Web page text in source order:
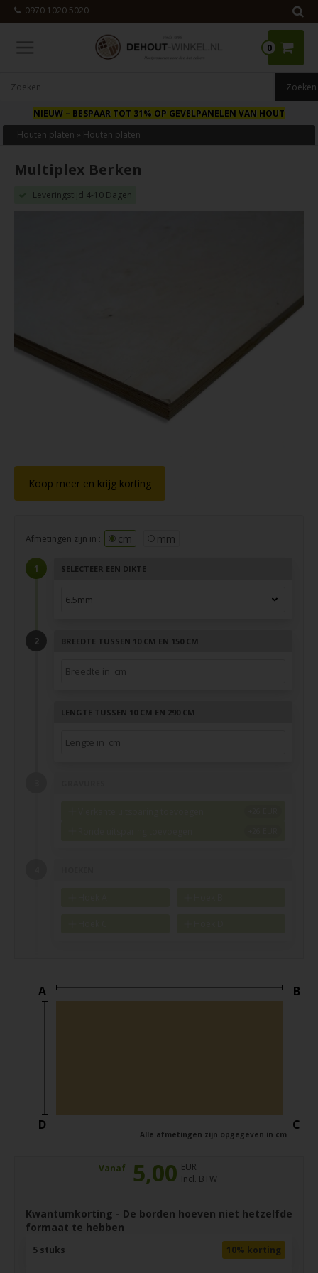
0970 1020 5020
0
NIEUW – BESPAAR TOT 31% OP GEVELPANELEN VAN HOUT
Houten platen » Houten platen
Multiplex Berken
Leveringstijd 4-10 Dagen
Koop meer en krijg korting
Afmetingen zijn in : cm mm
SELECTEER EEN DIKTE
BREEDTE TUSSEN 10 CM EN 150 CM
LENGTE TUSSEN 10 CM EN 290 CM
A B
C
D
Alle afmetingen zijn opgegeven in cm
Vanaf 5,00 EUR
Incl. BTW
Kwantumkorting - De borden hoeven niet hetzelfde
formaat te hebben
5 stuks 10% korting